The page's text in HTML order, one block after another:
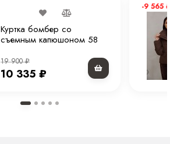
Куртка бомбер со
съемным капюшоном 58
19 900₽
10 335 ₽
-9 565 ₽